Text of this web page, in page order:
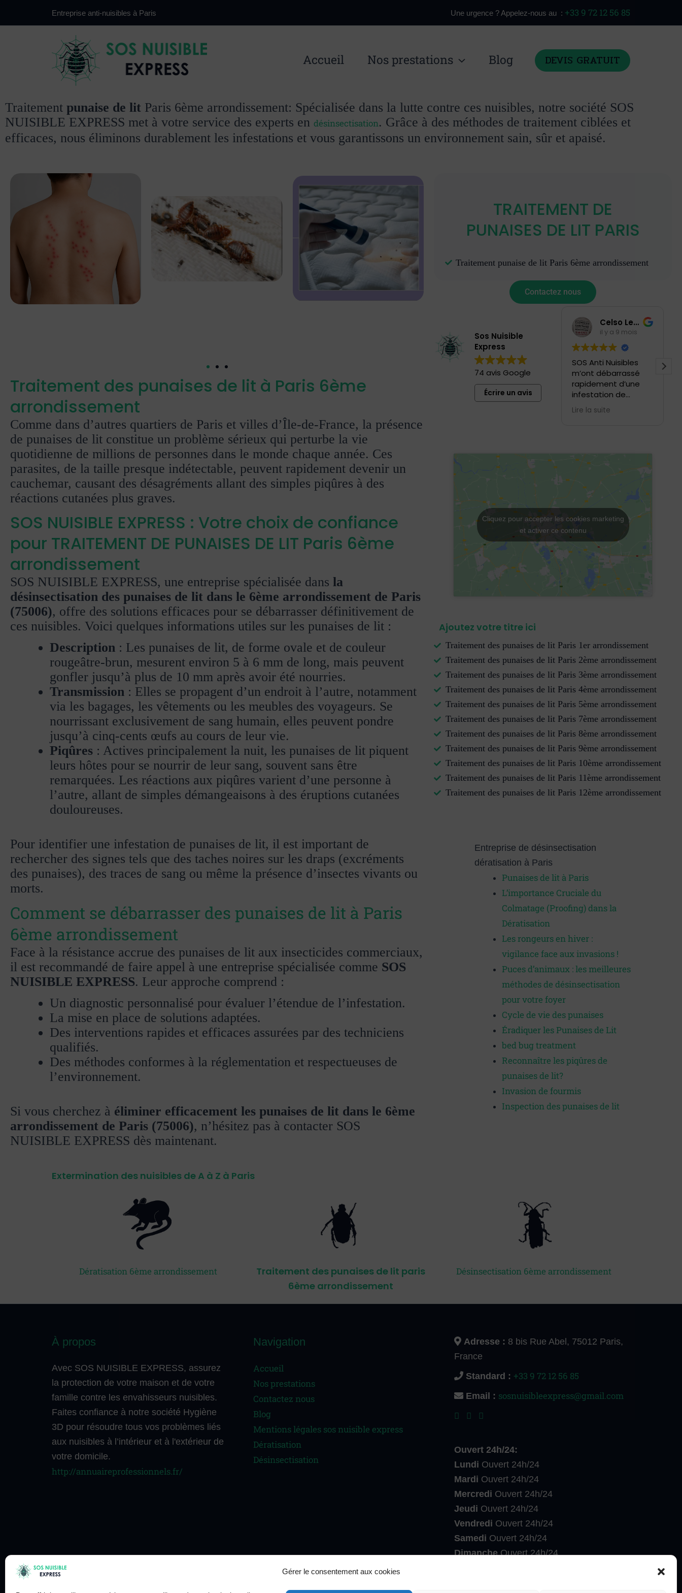
Gérer le consentement aux cookies
Entreprise anti-nuisibles à Paris Une urgence ? Appelez-nous au : +33 9 72 12 56 85
Accueil Nos prestations Blog DEVIS GRATUIT
Traitement punaise de lit Paris 6ème arrondissement: Spécialisée dans la lutte contre ces nuisibles, notre société SOS
NUISIBLE EXPRESS met à votre service des experts en désinsectisation. Grâce à des méthodes de traitement ciblées et
efficaces, nous éliminons durablement les infestations et vous garantissons un environnement sain, sûr et apaisé.
TRAITEMENT DE
PUNAISES DE LIT PARIS
Traitement punaise de lit Paris 6ème arrondissement
Contactez nous
Sos Nuisible
Express
74 avis Google
Écrire un avis
Celso Lesbonstuyaux
il y a 9 mois
SOS Anti Nuisibles
m’ont débarrassé
rapidement d’une
infestation de
rongeurs qui durait
depuis un moment.
Lire la suite
Cliquez pour accepter les cookies marketing
et activer ce contenu
Entreprise de désinsectisation
dératisation à Paris​
Punaises de lit à Paris
L’importance Cruciale du
Colmatage (Proofing) dans la
Dératisation
Les rongeurs en hiver :
vigilance face aux invasions !
Puces d’animaux : les meilleures
méthodes de désinsectisation
pour votre foyer
Cycle de vie des punaises
Éradiquer les Punaises de Lit
bed bug treatment
Reconnaître les piqûres de
punaises de lit?
Invasion de fourmis
Inspection des punaises de lit
Ajoutez votre titre ici
Traitement des punaises de lit Paris 1er arrondissement
Traitement des punaises de lit Paris 2ème arrondissement
Traitement des punaises de lit Paris 3ème arrondissement
Traitement des punaises de lit Paris 4ème arrondissement
Traitement des punaises de lit Paris 5ème arrondissement
Traitement des punaises de lit Paris 7ème arrondissement
Traitement des punaises de lit Paris 8ème arrondissement
Traitement des punaises de lit Paris 9ème arrondissement
Traitement des punaises de lit Paris 10ème arrondissement
Traitement des punaises de lit Paris 11ème arrondissement
Traitement des punaises de lit Paris 12ème arrondissement
Traitement des punaises de lit à Paris 6ème
arrondissement
Comme dans d’autres quartiers de Paris et villes d’Île-de-France, la présence
de punaises de lit constitue un problème sérieux qui perturbe la vie
quotidienne de millions de personnes dans le monde chaque année. Ces
parasites, de la taille presque indétectable, peuvent rapidement devenir un
cauchemar, causant des désagréments allant des simples piqûres à des
réactions cutanées plus graves.
SOS NUISIBLE EXPRESS : Votre choix de confiance
pour TRAITEMENT DE PUNAISES DE LIT Paris 6ème
arrondissement
SOS NUISIBLE EXPRESS, une entreprise spécialisée dans la
désinsectisation des punaises de lit dans le 6ème arrondissement de Paris
(75006), offre des solutions efficaces pour se débarrasser définitivement de
ces nuisibles. Voici quelques informations utiles sur les punaises de lit :
Description : Les punaises de lit, de forme ovale et de couleur
rougeâtre-brun, mesurent environ 5 à 6 mm de long, mais peuvent
gonfler jusqu’à plus de 10 mm après avoir été nourries.
Transmission : Elles se propagent d’un endroit à l’autre, notamment
via les bagages, les vêtements ou les meubles des voyageurs. Se
nourrissant exclusivement de sang humain, elles peuvent pondre
jusqu’à cinq-cents œufs au cours de leur vie.
Piqûres : Actives principalement la nuit, les punaises de lit piquent
leurs hôtes pour se nourrir de leur sang, souvent sans être
remarquées. Les réactions aux piqûres varient d’une personne à
l’autre, allant de simples démangeaisons à des éruptions cutanées
douloureuses.
Pour identifier une infestation de punaises de lit, il est important de
rechercher des signes tels que des taches noires sur les draps (excréments
des punaises), des traces de sang ou même la présence d’insectes vivants ou
morts.
Comment se débarrasser des punaises de lit à Paris
6ème arrondissement
Face à la résistance accrue des punaises de lit aux insecticides commerciaux,
il est recommandé de faire appel à une entreprise spécialisée comme SOS
NUISIBLE EXPRESS. Leur approche comprend :
Un diagnostic personnalisé pour évaluer l’étendue de l’infestation.
La mise en place de solutions adaptées.
Des interventions rapides et efficaces assurées par des techniciens
qualifiés.
Des méthodes conformes à la réglementation et respectueuses de
l’environnement.
Si vous cherchez à éliminer efficacement les punaises de lit dans le 6ème
arrondissement de Paris (75006), n’hésitez pas à contacter SOS
NUISIBLE EXPRESS dès maintenant.
Extermination des nuisibles de A à Z à Paris
Dératisation 6ème arrondissement
Traitement des punaises de lit paris
6ème arrondissement
Désinsectisation 6ème arrondissement
À propos
Avec SOS NUISIBLE EXPRESS, assurez
la protection de votre maison et de votre
famille contre les envahisseurs nuisibles.
Faites confiance à notre société Hygiène
3D pour résoudre tous vos problèmes liés
aux nuisibles à l’intérieur et à l'extérieur de
votre domicile.
http://annuaireprofessionnels.fr/
Navigation
Accueil
Nos prestations
Contactez nous
Blog
Mentions légales sos nuisible express
Dératisation
Désinsectisation
Adresse : 8 bis Rue Abel, 75012 Paris,
France
Standard : +33 9 72 12 56 85
Email : sosnuisibleexpress@gmail.com
Ouvert 24h/24:
Lundi Ouvert 24h/24
Mardi Ouvert 24h/24
Mercredi Ouvert 24h/24
Jeudi Ouvert 24h/24
Vendredi Ouvert 24h/24
Samedi Ouvert 24h/24
DimancheOuvert 24h/24